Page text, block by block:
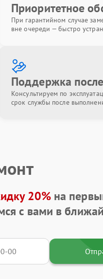
Приоритетное
При гарантийном случае
вне очереди — быстро
Поддержка после
Консультируем по
срок службы после
20%на
с вами в